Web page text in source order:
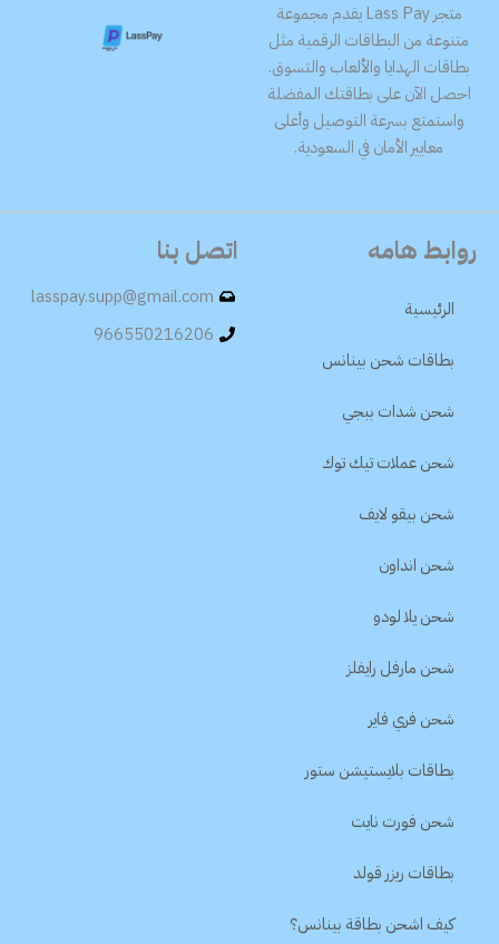
متجر Lass Pay يقدم مجموعة
متنوعة من البطاقات الرقمية مثل
بطاقات الهدايا والألعاب والتسوق.
احصل الآن على بطاقتك المفضلة
واستمتع بسرعة التوصيل وأعلى
معايير الأمان في السعودية.
روابط هامه
الرئيسية
بطاقات شحن بينانس
شحن شدات ببجي
شحن عملات تيك توك
شحن بيقو لايف
شحن انداون
شحن يلا لودو
شحن مارفل رايفلز
شحن فري فاير
بطاقات بلايستيشن ستور
شحن فورت نايت
بطاقات ريزر قولد
كيف اشحن بطاقة بينانس؟
اتصل بنا
lasspay.supp@gmail.com
966550216206